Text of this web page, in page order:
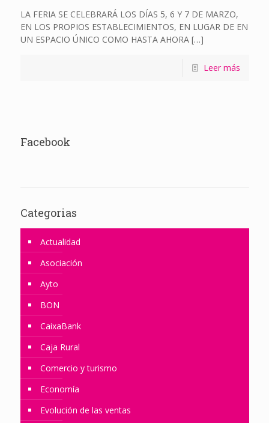
LA FERIA SE CELEBRARÁ LOS DÍAS 5, 6 Y 7 DE MARZO,
EN LOS PROPIOS ESTABLECIMIENTOS, EN LUGAR DE EN
UN ESPACIO ÚNICO COMO HASTA AHORA[…]
Leer más
Facebook
Categorias
Actualidad
Asociación
Ayto
BON
CaixaBank
Caja Rural
Comercio y turismo
Economía
Evolución de las ventas